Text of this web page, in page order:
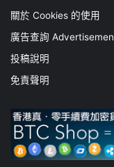
關於 Cookies 的使用
廣告查詢
投稿說明
免責聲明